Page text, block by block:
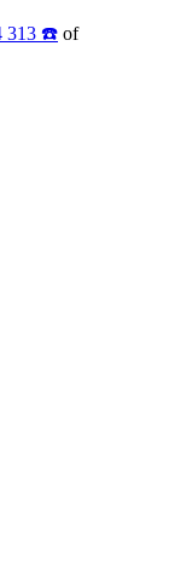
313 ☎️ of